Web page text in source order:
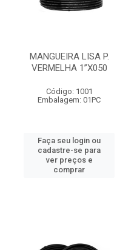
MANGUEIRA LISA P.
VERMELHA 1”X050
Código: 1001
Embalagem: 01PC
Faça seu login ou
cadastre-se para
ver preços e
comprar